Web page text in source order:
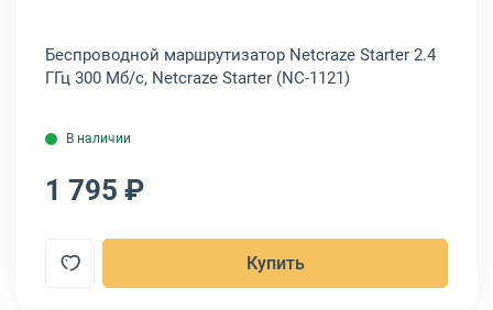
Беспроводной маршрутизатор Netcraze Starter 2.4
ГГц 300 Мб/с, Netcraze Starter (NC-1121)
В наличии
1 795 ₽
Купить